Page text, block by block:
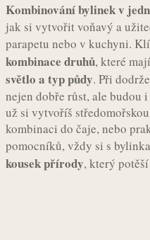
Kombinování bylinek v
jak si vytvořit voňavý a
parapetu nebo v kuchyni.
kombinace druhů, které
světlo a typ půdy. Při
nejen dobře růst, ale budou
už si vytvoříš
kombinaci do čaje, nebo
pomocníků, vždy si s
kousek přírody, který